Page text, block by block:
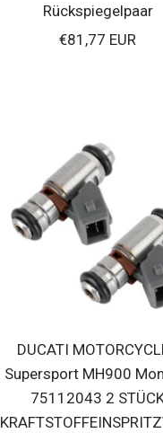
Rückspiegelpaar
Verkaufspreis
€81,77 EUR
DUCATI
Supersport MH900
75112043 2